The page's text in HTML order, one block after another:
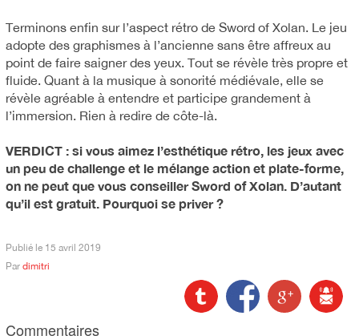
Terminons enfin sur l’aspect rétro de Sword of Xolan. Le jeu
adopte des graphismes à l’ancienne sans être affreux au
point de faire saigner des yeux. Tout se révèle très propre et
fluide. Quant à la musique à sonorité médiévale, elle se
révèle agréable à entendre et participe grandement à
l’immersion. Rien à redire de côte-là.
VERDICT : si vous aimez l’esthétique rétro, les jeux avec
un peu de challenge et le mélange action et plate-forme,
on ne peut que vous conseiller Sword of Xolan. D’autant
qu’il est gratuit. Pourquoi se priver ?
Publié le 15 avril 2019
Par dimitri
Commentaires